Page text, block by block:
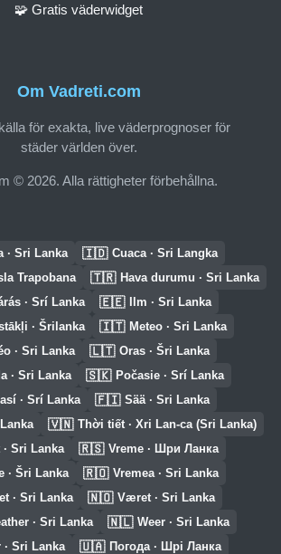
Om Vadreti.com
för exakta, live väderprognoser för
städer världen över.
© 2026. Alla rättigheter förbehållna.
🧩 Gratis väderwidget
· Sri Lanka 🇮🇩 Cuaca · Sri Langka
Trapobana 🇹🇷 Hava durumu · Sri Lanka
· Srí Lanka 🇪🇪 Ilm · Sri Lanka
· Šrilanka 🇮🇹 Meteo · Sri Lanka
· Sri Lanka 🇱🇹 Oras · Šri Lanka
· Sri Lanka 🇸🇰 Počasie · Srí Lanka
· Srí Lanka 🇫🇮 Sää · Sri Lanka
🇻🇳 Thời tiết · Xri Lan-ca (Sri Lanka)
· Sri Lanka 🇷🇸 Vreme · Шри Ланка
· Šri Lanka 🇷🇴 Vremea · Sri Lanka
· Sri Lanka 🇳🇴 Været · Sri Lanka
· Sri Lanka 🇳🇱 Weer · Sri Lanka
· Sri Lanka 🇺🇦 Погода · Шрі Ланка